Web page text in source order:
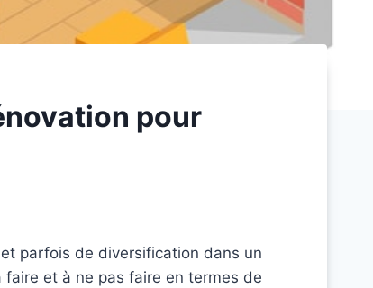
pour
parfois de diversification dans un
et à ne pas faire en termes de